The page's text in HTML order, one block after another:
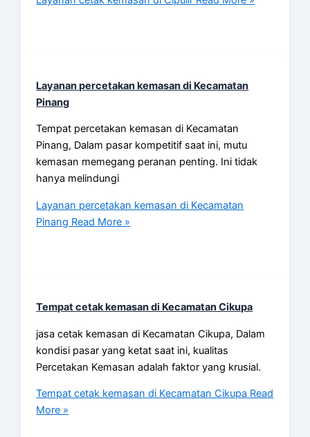
Layanan percetakan kemasan di Kecamatan
Pinang
Tempat percetakan kemasan di Kecamatan
Pinang, Dalam pasar kompetitif saat ini, mutu
kemasan memegang peranan penting. Ini tidak
hanya melindungi
Layanan percetakan kemasan di Kecamatan
Pinang Read More »
Tempat cetak kemasan di Kecamatan Cikupa
jasa cetak kemasan di Kecamatan Cikupa, Dalam
kondisi pasar yang ketat saat ini, kualitas
Percetakan Kemasan adalah faktor yang krusial.
Tempat cetak kemasan di Kecamatan Cikupa Read
More »